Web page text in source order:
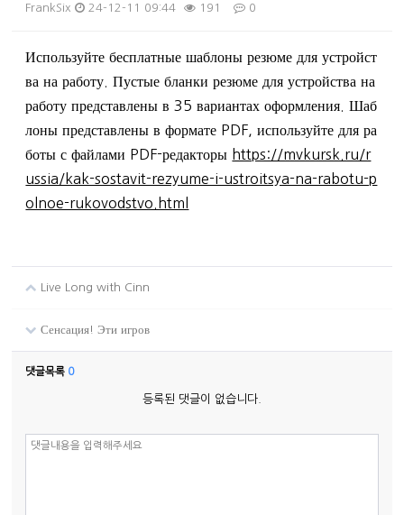
FrankSix 24-12-11 09:44 191 0
본문
Используйте бесплатные шаблоны резюме для устройст
ва на работу. Пустые бланки резюме для устройства на
работу представлены в 35 вариантах оформления. Шаб
лоны представлены в формате PDF, используйте для ра
боты с файлами PDF-редакторы https://mvkursk.ru/r
ussia/kak-sostavit-rezyume-i-ustroitsya-na-rabotu-p
olnoe-rukovodstvo.html
Live Long with Cinn
Сенсация! Эти игров
댓글목록 0
등록된 댓글이 없습니다.